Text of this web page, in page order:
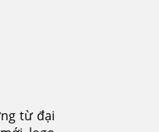
từ đại